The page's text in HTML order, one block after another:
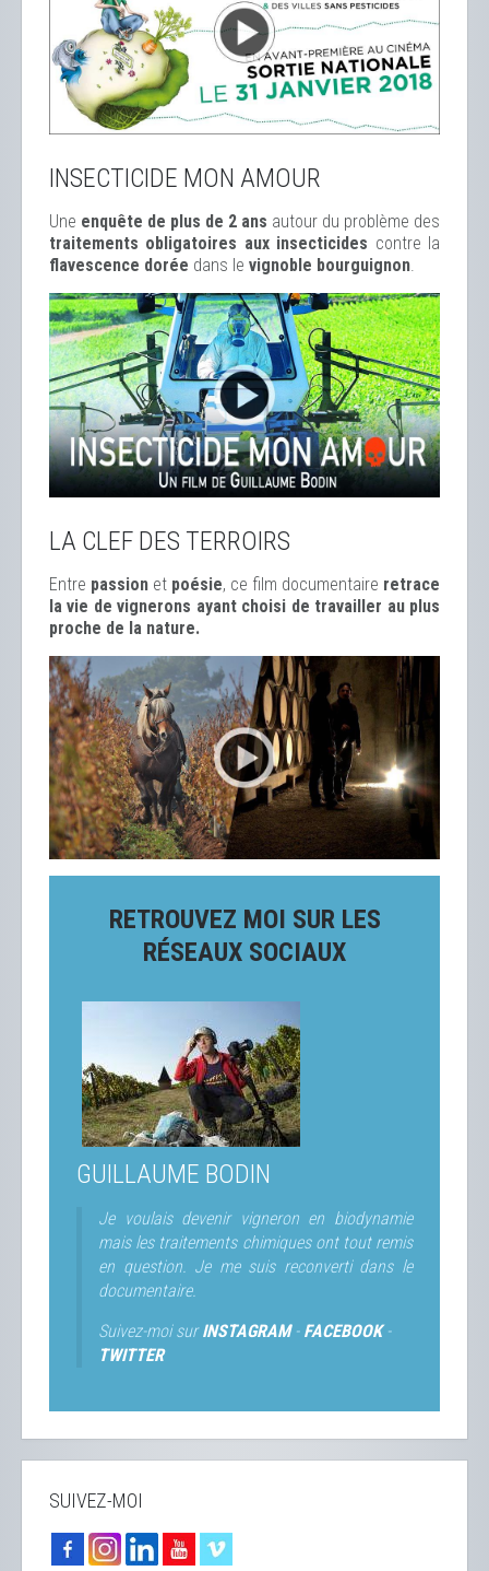
INSECTICIDE MON AMOUR
Une enquête de plus de 2 ans autour du problème des
traitements obligatoires aux insecticides contre la
flavescence dorée dans le vignoble bourguignon
LA CLEF DES TERROIRS
Entre passion et poésie, ce film documentaire retrace
la vie de vignerons ayant choisi de travailler au plus
proche de la nature.
RETROUVEZ MOI SUR LES
RÉSEAUX SOCIAUX
GUILLAUME BODIN
Je voulais devenir vigneron en biodynamie
mais les traitements chimiques ont tout remis
en question. Je me suis reconverti dans le
documentaire.
Suivez-moi surINSTAGRAM- FACEBOOK-
TWITTER
SUIVEZ-MOI